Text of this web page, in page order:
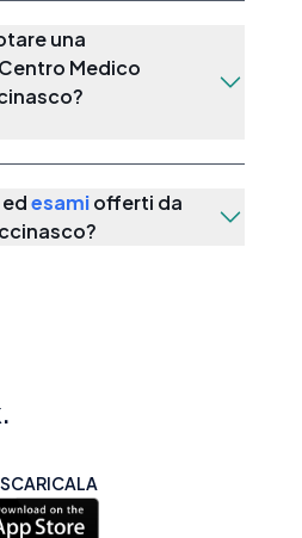
una
Centro Medico
edesamiofferti da
?